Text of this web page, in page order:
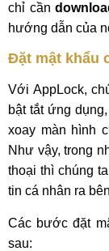
chỉ cần
hướng dẫn của
Đặt mật khẩu
Với AppLock,
bật tắt ứng
xoay màn hình
Như vậy, trong
thoại thì chúng
tin cá nhân ra
Các bước đặt
sau: